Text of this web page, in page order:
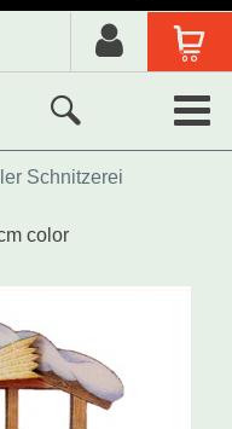
Schnitzerei
color